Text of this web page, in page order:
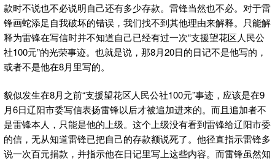
款时不说也不必说明自己还有多少存款。雷锋当然也不必。对于雷
锋画蛇添足自我破坏的错误，我们找不到其他理由来解释。只能解
释为雷锋在写信时并不知道自己已经有过一次“支援望花区人民公
社100元”的光荣事迹。也就是说，那8月20日的日记不是他写的，
或者不是他在8月里写的。
貌似发生在8月之前“支援望花区人民公社100元”事迹，应该是在9
月6日辽阳市委写信表扬雷锋以后才被追加进来的。而且追加者不
是雷锋本人，只能是他的上级。这个上级没有看到雷锋给辽阳市委
的信，无从知道雷锋已把自己的存款额说死了。他径直指示雷锋多
说一次百元捐款，并指示他在日记里写上这些内容。而雷锋虽然知